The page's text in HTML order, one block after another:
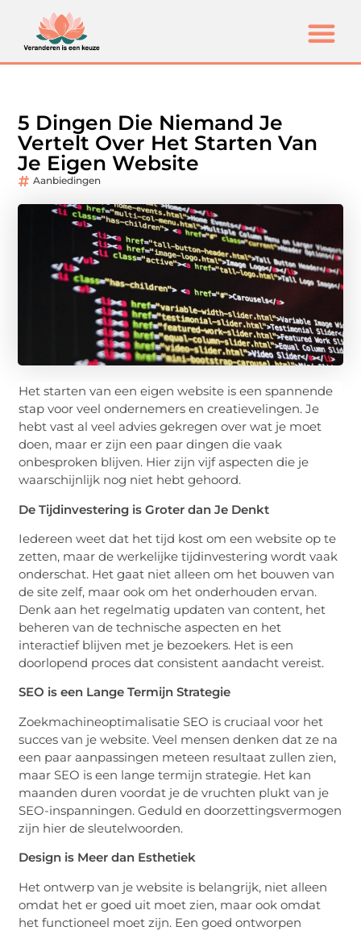
5 Dingen Die Niemand Je
Vertelt Over Het Starten Van
Je Eigen Website
Aanbiedingen
Het starten van een eigen website is een spannende
stap voor veel ondernemers en creatievelingen. Je
hebt vast al veel advies gekregen over wat je moet
doen, maar er zijn een paar dingen die vaak
onbesproken blijven. Hier zijn vijf aspecten die je
waarschijnlijk nog niet hebt gehoord.
De Tijdinvestering is Groter dan Je Denkt
Iedereen weet dat het tijd kost om een website op te
zetten, maar de werkelijke tijdinvestering wordt vaak
onderschat. Het gaat niet alleen om het bouwen van
de site zelf, maar ook om het onderhouden ervan.
Denk aan het regelmatig updaten van content, het
beheren van de technische aspecten en het
interactief blijven met je bezoekers. Het is een
doorlopend proces dat consistent aandacht vereist.
SEO is een Lange Termijn Strategie
Zoekmachineoptimalisatie SEO is cruciaal voor het
succes van je website. Veel mensen denken dat ze na
een paar aanpassingen meteen resultaat zullen zien,
maar SEO is een lange termijn strategie. Het kan
maanden duren voordat je de vruchten plukt van je
SEO-inspanningen. Geduld en doorzettingsvermogen
zijn hier de sleutelwoorden.
Design is Meer dan Esthetiek
Het ontwerp van je website is belangrijk, niet alleen
omdat het er goed uit moet zien, maar ook omdat
het functioneel moet zijn. Een goed ontworpen